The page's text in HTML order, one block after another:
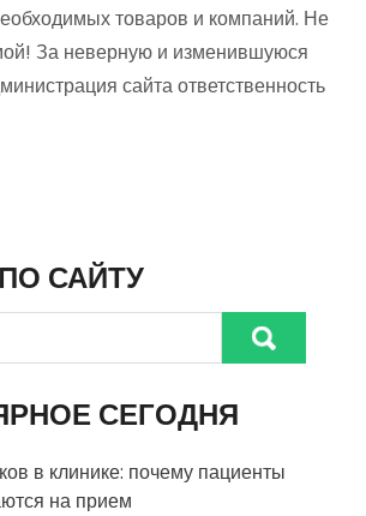
товаров и компаний. Не
За неверную и изменившуюся
сайта ответственность
САЙТУ
СЕГОДНЯ
в клинике: почему пациенты
на прием